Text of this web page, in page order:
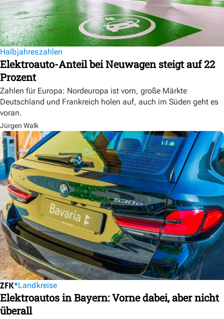
Halbjahreszahlen
Elektroauto-Anteil bei Neuwagen steigt auf 22
Prozent
Zahlen für Europa: Nordeuropa ist vorn, große Märkte
Deutschland und Frankreich holen auf, auch im Süden geht es
voran.
Jürgen Walk
Landkreise
Elektroautos in Bayern: Vorne dabei, aber nicht
überall